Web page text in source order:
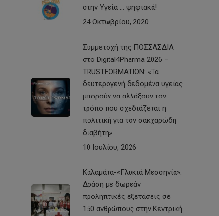
στην Υγεία … ψηφιακά!
24 Οκτωβρίου, 2020
Συμμετοχή της ΠΟΣΣΑΣΔΙΑ
στο Digital4Pharma 2026 –
TRUSTFORMATION: «Τα
δευτερογενή δεδομένα υγείας
μπορούν να αλλάξουν τον
τρόπο που σχεδιάζεται η
πολιτική για τον σακχαρώδη
διαβήτη»
10 Ιουλίου, 2026
Καλαμάτα-«Γλυκιά Μεσσηνία»:
Δράση με δωρεάν
προληπτικές εξετάσεις σε
150 ανθρώπους στην Κεντρική